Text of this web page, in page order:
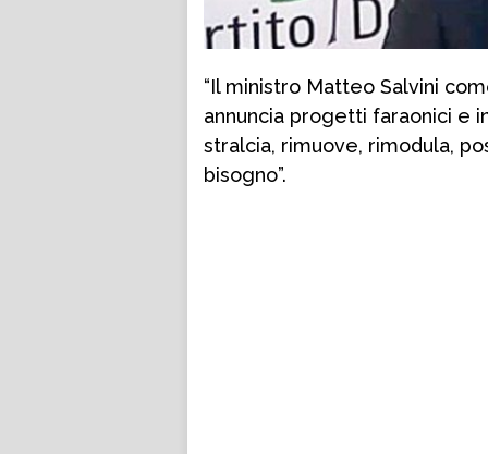
“Il ministro Matteo Salvini
annuncia progetti faraonici e
stralcia, rimuove, rimodula,
bisogno”.